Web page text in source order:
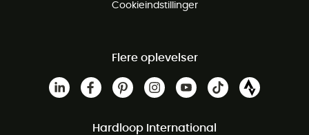
Cookieindstillinger
Flere oplevelser
Hardloop International